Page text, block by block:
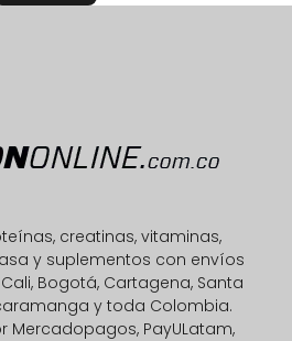
creatinas, vitaminas,
y suplementos con envíos
Bogotá, Cartagena, Santa
y toda Colombia.
Mercadopagos, PayULatam,